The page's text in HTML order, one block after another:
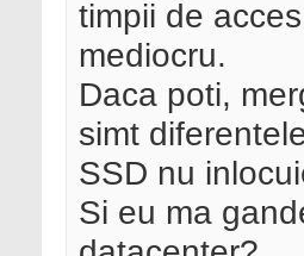
timpii de
mediocru.
Daca poti,
simt
SSD nu
Si eu ma